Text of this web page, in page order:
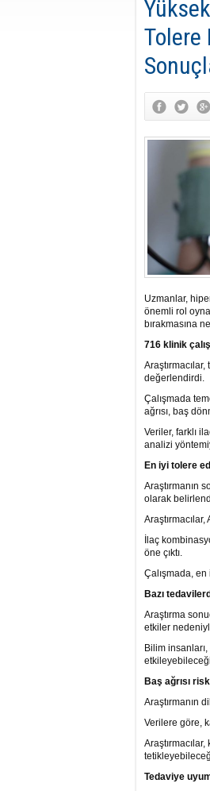
Tolere
Uzmanlar,
önemli rol
bırakmasına
716 klinik
değerlendirdi.
Çalışmada
ağrısı, baş
Veriler, farklı
analizi
En iyi tolere
Araştırmanın
olarak
İlaç
öne çıktı.
Çalışmada,
Bazı
Araştırma
etkiler
Bilim
Baş ağrısı
Araştırmanın
Verilere göre,
Tedaviye